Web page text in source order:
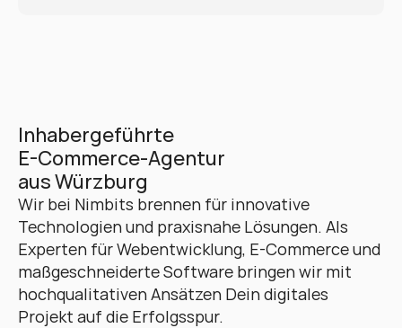
Inhabergeführte
E-Commerce-Agentur
aus Würzburg
Wir bei Nimbits brennen für innovative
Technologien und praxisnahe Lösungen. Als
Experten für Webentwicklung, E-Commerce und
maßgeschneiderte Software bringen wir mit
hochqualitativen Ansätzen Dein digitales
Projekt auf die Erfolgsspur.